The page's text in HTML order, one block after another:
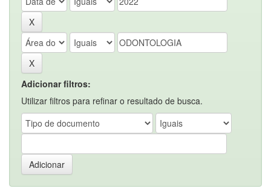
Adicionar filtros:
Utilizar filtros para refinar o resultado de busca.